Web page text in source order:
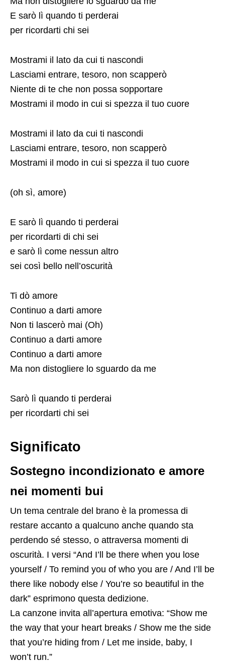
E sarò lì quando ti perderai
per ricordarti chi sei
Mostrami il lato da cui ti nascondi
Lasciami entrare, tesoro, non scapperò
Niente di te che non possa sopportare
Mostrami il modo in cui si spezza il tuo cuore
Mostrami il lato da cui ti nascondi
Lasciami entrare, tesoro, non scapperò
Mostrami il modo in cui si spezza il tuo cuore
(oh sì, amore)
E sarò lì quando ti perderai
per ricordarti di chi sei
e sarò lì come nessun altro
sei così bello nell’oscurità
Ti dò amore
Continuo a darti amore
Non ti lascerò mai (Oh)
Continuo a darti amore
Continuo a darti amore
Ma non distogliere lo sguardo da me
Sarò lì quando ti perderai
per ricordarti chi sei
Significato
Sostegno incondizionato e amore
nei momenti bui
Un tema centrale del brano è la promessa di
restare accanto a qualcuno anche quando sta
perdendo sé stesso, o attraversa momenti di
oscurità. I versi “And I’ll be there when you lose
yourself / To remind you of who you are / And I’ll be
there like nobody else / You’re so beautiful in the
dark” esprimono questa dedizione.
La canzone invita all’apertura emotiva: “Show me
the way that your heart breaks / Show me the side
that you’re hiding from / Let me inside, baby, I
won’t run.”